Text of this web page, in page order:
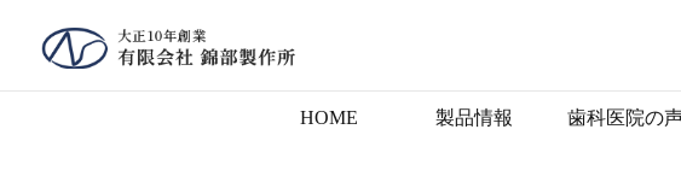
HOME 製品情報 歯科医院の